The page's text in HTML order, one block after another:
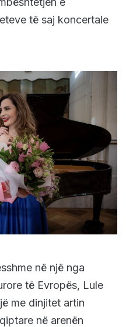
të saj koncertale
në një nga
të Evropës, Lule
me dinjitet artin
në arenën